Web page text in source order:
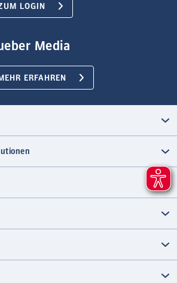
LOGIN
Media
ERFAHREN